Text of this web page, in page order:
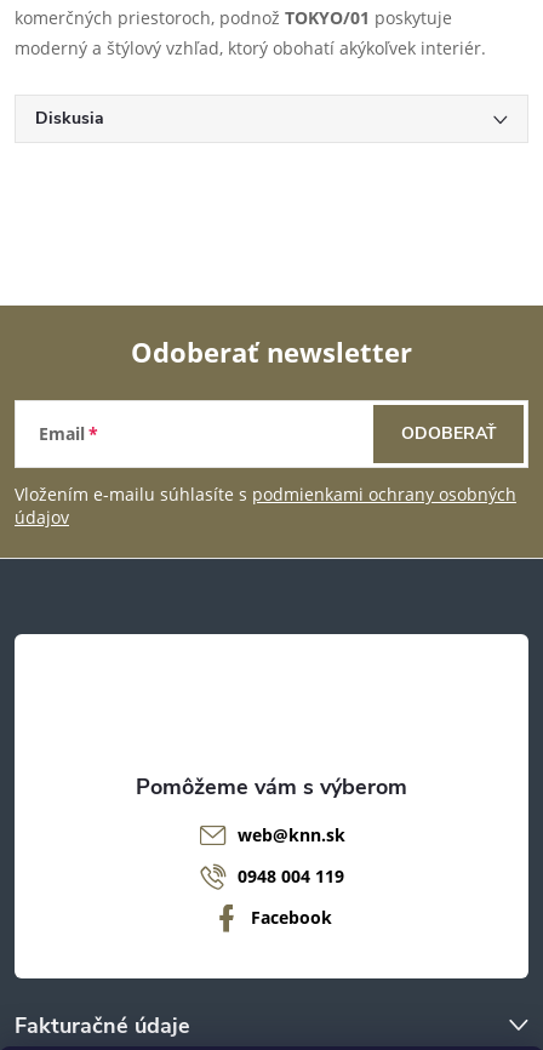
komerčných priestoroch, podnož TOKYO/01 poskytuje
moderný a štýlový vzhľad, ktorý obohatí akýkoľvek interiér.
Diskusia
Z
á
p
t
Odoberať newsletter
Email
Vložením e-mailu súhlasíte s podmienkami ochrany osobných
údajov
ODOBERAŤ
Fakturačné údaje
web@knn.sk
0948 004 119
Facebook